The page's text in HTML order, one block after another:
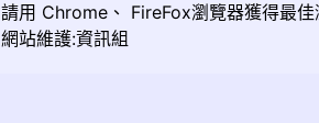
請用 Chrome 、 FireFox瀏覽器獲得最佳
網站維護:資訊組